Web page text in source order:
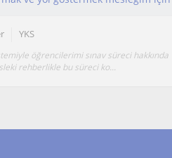
YKS
öğrencilerimi sınav süreci hakkında
rehberlikle bu süreci ko...